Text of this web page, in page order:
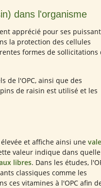
dans l'organisme
apprécié pour ses
la protection des cellules
formes de sollicitations
de l'OPC, ainsi que des
de raisin est utilisé et les
et affiche ainsi une
valeur indique dans quelle
libres. Dans les études,
classiques comme les
ces vitamines à l'OPC afin